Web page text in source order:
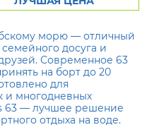
морю — отличный
досуга и
Современное 63
на борт до 20
для
и многодневных
63 — лучшее решение
отдыха на воде.